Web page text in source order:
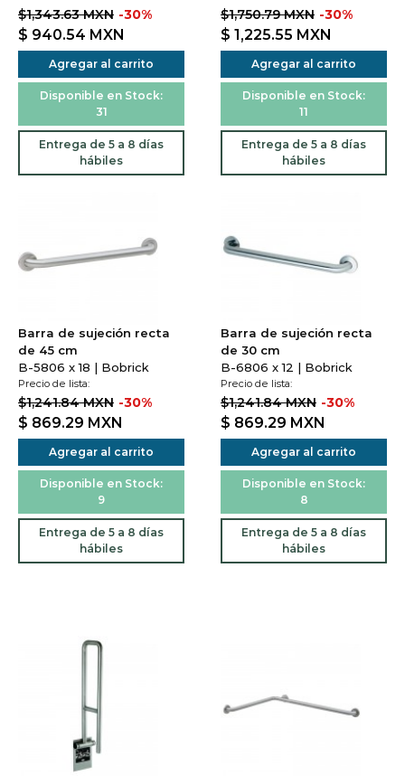
$1,343.63 MXN -30%
$ 940.54 MXN
Agregar al carrito
Disponible en Stock:
31
Entrega de 5 a 8 días
hábiles
$1,750.79 MXN -30%
$ 1,225.55 MXN
Agregar al carrito
Disponible en Stock:
11
Entrega de 5 a 8 días
hábiles
Barra de sujeción recta
de 45 cm
B-5806 x 18 | Bobrick
Precio de lista:
$1,241.84 MXN -30%
$ 869.29 MXN
Agregar al carrito
Disponible en Stock:
9
Entrega de 5 a 8 días
hábiles
Barra de sujeción recta
de 30 cm
B-6806 x 12 | Bobrick
Precio de lista:
$1,241.84 MXN -30%
$ 869.29 MXN
Agregar al carrito
Disponible en Stock:
8
Entrega de 5 a 8 días
hábiles